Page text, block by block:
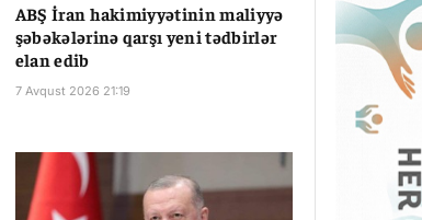
ABŞ İran hakimiyyətinin maliyyə
şəbəkələrinə qarşı yeni tədbirlər
elan edib
7 Avqust 2026 21:19